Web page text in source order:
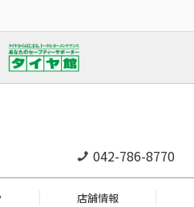
042-786-8770
店舗情報